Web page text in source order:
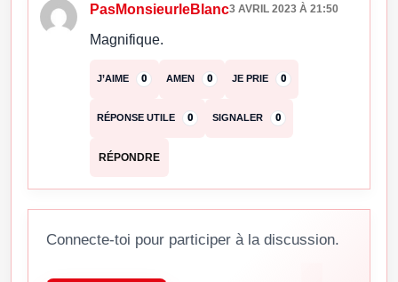
PasMonsieurleBlanc3 AVRIL 2023 À 21:50
Magnifique.
J’AIME 0 AMEN 0 JE PRIE 0
RÉPONSE UTILE 0 SIGNALER 0
RÉPONDRE
Connecte-toi pour participer à la discussion.